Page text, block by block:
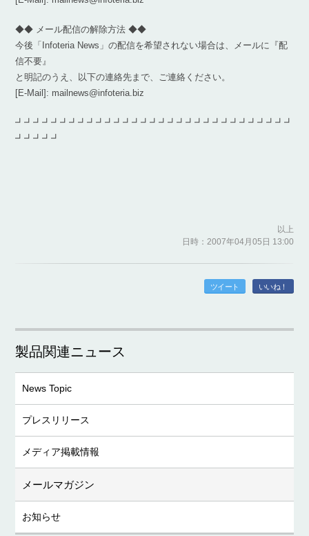
◆◆ メール配信の解除方法 ◆◆
今後「Infoteria News」の配信を希望されない場合は、メールに『配
信不要』
と明記のうえ、以下の連絡先まで、ご連絡ください。
[E-Mail]: mailnews@infoteria.biz
┛┛┛┛┛┛┛┛┛┛┛┛┛┛┛┛┛┛┛┛┛┛┛┛┛┛┛┛┛┛┛
┛┛┛┛┛
以上
日時：2007年04月05日 13:00
ツイート いいね！
製品関連ニュース
News Topic
プレスリリース
メディア掲載情報
メールマガジン
お知らせ